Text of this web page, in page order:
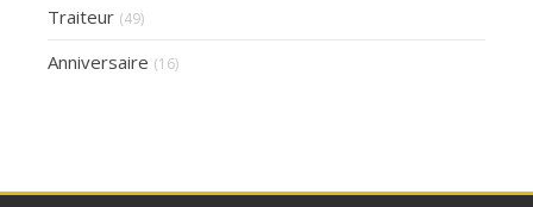
Traiteur (49)
Anniversaire (16)